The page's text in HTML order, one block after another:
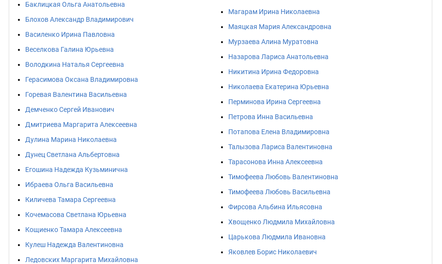
Баклицкая Ольга Анатольевна
Блохов Александр Владимирович
Василенко Ирина Павловна
Веселкова Галина Юрьевна
Володкина Наталья Сергеевна
Герасимова Оксана Владимировна
Горевая Валентина Васильевна
Демченко Сергей Иванович
Дмитриева Маргарита Алексеевна
Дулина Марина Николаевна
Дунец Светлана Альбертовна
Егошина Надежда Кузьминична
Ибраева Ольга Васильевна
Киличева Тамара Сергеевна
Кочемасова Светлана Юрьевна
Кощиенко Тамара Алексеевна
Кулеш Надежда Валентиновна
Ледовских Маргарита Михайловна
Магарам Ирина Николаевна
Маяцкая Мария Александровна
Мурзаева Алина Муратовна
Назарова Лариса Анатольевна
Никитина Ирина Федоровна
Николаева Екатерина Юрьевна
Перминова Ирина Сергеевна
Петрова Инна Васильевна
Потапова Елена Владимировна
Талызова Лариса Валентиновна
Тарасонова Инна Алексеевна
Тимофеева Любовь Валентиновна
Тимофеева Любовь Васильевна
Фирсова Альбина Ильясовна
Хвощенко Людмила Михайловна
Царькова Людмила Ивановна
Яковлев Борис Николаевич